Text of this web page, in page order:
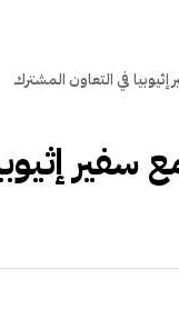
في التعاون المشترك